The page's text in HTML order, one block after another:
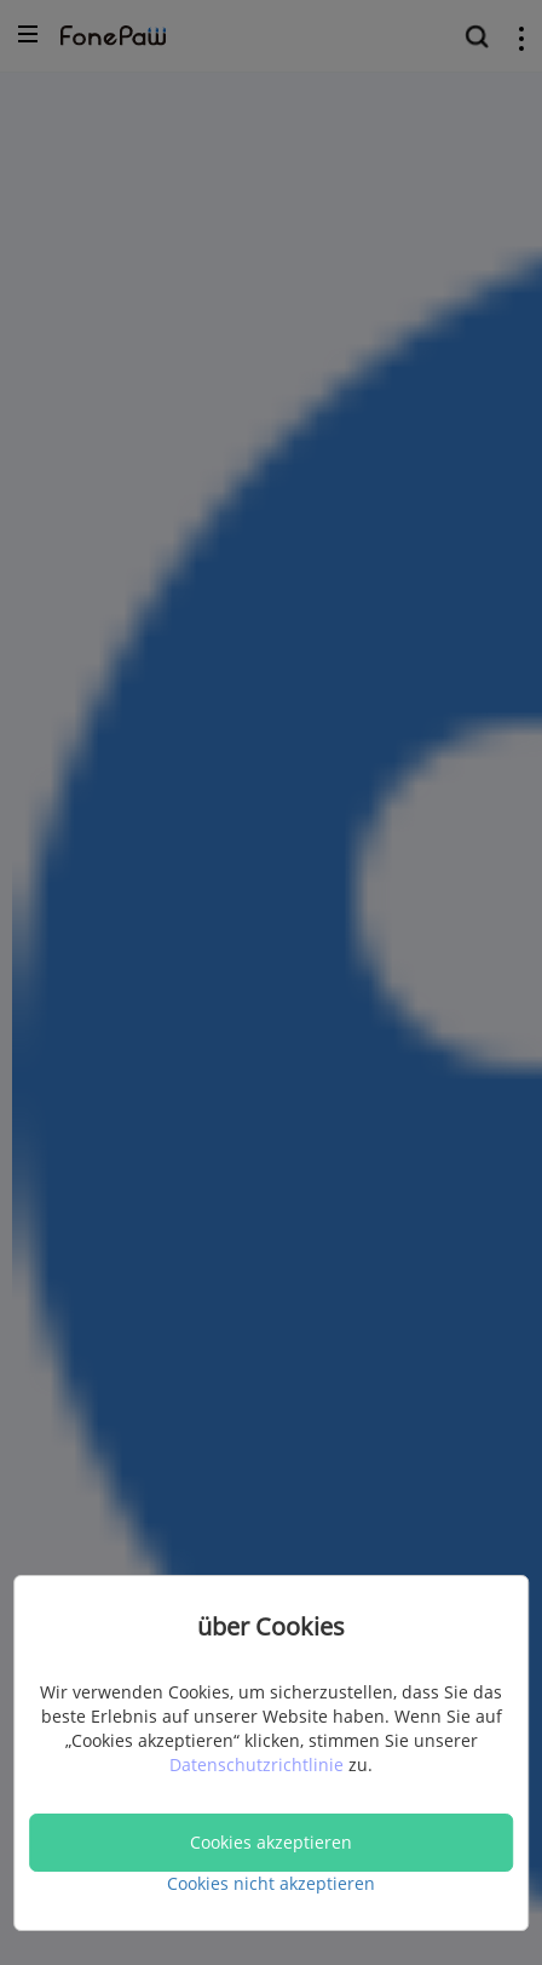
über Cookies
Wir verwenden Cookies, um sicherzustellen, dass Sie das
beste Erlebnis auf unserer Website haben. Wenn Sie auf
„Cookies akzeptieren“ klicken, stimmen Sie unserer
Datenschutzrichtlinie zu.
Cookies akzeptieren
Cookies nicht akzeptieren